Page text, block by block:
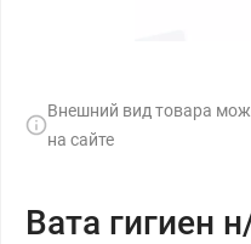
Внешний вид товара
на сайте
Вата гигиен